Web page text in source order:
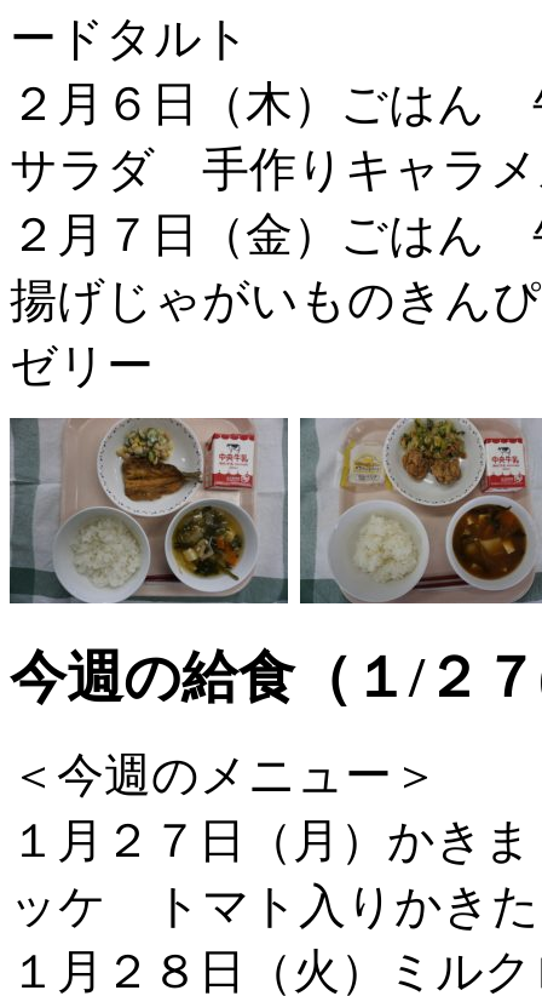
ードタルト
２月６日（木）ごは
サラダ 手作りキャラ
２月７日（金）ごは
揚げじゃがいものき
ゼリー
今週の給食（１/２
＜今週のメニュー＞
１月２７日（月）か
ッケ トマト入りかき
１月２８日（火）ミ